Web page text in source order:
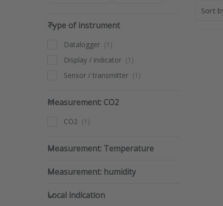
Type of instrument
Type of instrument
Datalogger
Display / indicator
Sensor / transmitter
Measurement: CO2
Measurement: CO2
CO2
Measurement: Temperature
Measurement: Temperature
Measurement: humidity
Measurement: humidity
Local indication
Local indication
Sort